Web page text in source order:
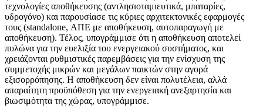
τεχνολογίες αποθήκευσης (αντλησιοταμιευτικά, μπαταρίες,
υδρογόνο) και παρουσίασε τις κύριες αρχιτεκτονικές εφαρμογές
τους (standalone, ΑΠΕ με αποθήκευση, αυτοπαραγωγή με
αποθήκευση). Τέλος, υπογράμμισε ότι η αποθήκευση αποτελεί
πυλώνα για την ευελιξία του ενεργειακού συστήματος, και
χρειάζονται ρυθμιστικές παρεμβάσεις για την ενίσχυση της
συμμετοχής μικρών και μεγάλων παικτών στην αγορά
εξισορρόπησης. Η αποθήκευση δεν είναι πολυτέλεια, αλλά
απαραίτητη προϋπόθεση για την ενεργειακή ανεξαρτησία και
βιωσιμότητα της χώρας, υπογράμμισε.